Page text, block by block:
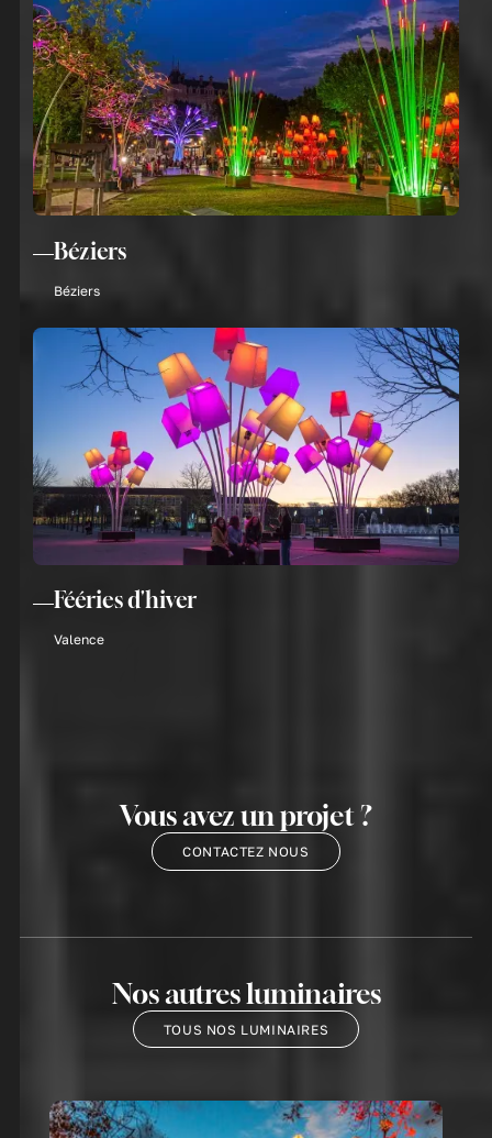
Béziers
Béziers
Fééries d'hiver
Valence
Vous avez un projet ?
CONTACTEZ NOUS
Nos autres luminaires
TOUS NOS LUMINAIRES